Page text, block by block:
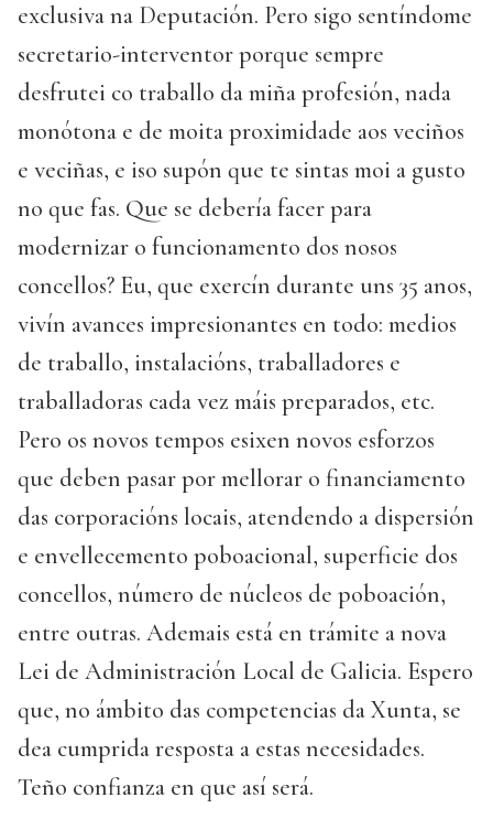
exclusiva na Deputación. Pero sigo sentíndome
secretario-interventor porque sempre
desfrutei co traballo da miña profesión, nada
monótona e de moita proximidade aos veciños
e veciñas, e iso supón que te sintas moi a gusto
no que fas. Que se debería facer para
modernizar o funcionamento dos nosos
concellos? Eu, que exercín durante uns 35 anos,
vivín avances impresionantes en todo: medios
de traballo, instalacións, traballadores e
traballadoras cada vez máis preparados, etc.
Pero os novos tempos esixen novos esforzos
que deben pasar por mellorar o financiamento
das corporacións locais, atendendo a dispersión
e envellecemento poboacional, superficie dos
concellos, número de núcleos de poboación,
entre outras. Ademais está en trámite a nova
Lei de Administración Local de Galicia. Espero
que, no ámbito das competencias da Xunta, se
dea cumprida resposta a estas necesidades.
Teño confianza en que así será.